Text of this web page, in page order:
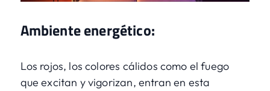
Ambiente energético:
Los rojos, los colores cálidos como el fuego
que excitan y vigorizan, entran en esta